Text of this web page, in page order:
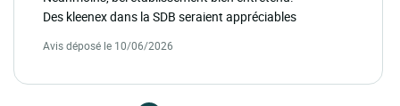
Des kleenex dans la SDB seraient appréciables
Avis déposé le 10/06/2026